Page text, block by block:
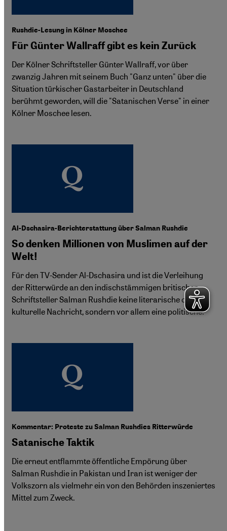
Rushdie-Lesung in Kölner Moschee
Für Günter Wallraff gibt es kein Zurück
Der Kölner Schriftsteller Günter Wallraff, vor über
zwanzig Jahren mit seinem Buch "Ganz unten" über die
Situation türkischer Gastarbeiter in Deutschland
berühmt geworden, will die "Satanischen Verse" in einer
Kölner Moschee lesen.
Al-Dschasira-Berichterstattung über Salman Rushdie
So denken Millionen von Muslimen auf der
Welt!
Für den TV-Sender Al-Dschasira und ist die Verleihung
der Ritterwürde an den indischstämmigen britischen
Schriftsteller Salman Rushdie keine literarische oder
kulturelle Nachricht, sondern vor allem eine politische.
Kommentar: Proteste zu Salman Rushdies Ritterwürde
Satanische Taktik
Die erneut entflammte öffentliche Empörung über
Salman Rushdie in Pakistan und Iran ist weniger der
Volkszorn als vielmehr ein von den Behörden inszeniertes
Mittel zum Zweck.